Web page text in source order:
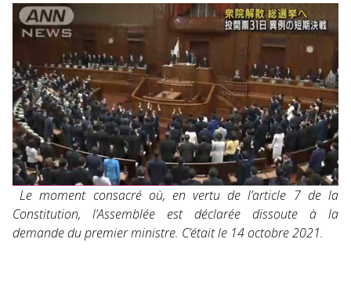
Le moment consacré où, en vertu de l’article 7 de la
Constitution, l’Assemblée est déclarée dissoute à la
demande du premier ministre. C’était le 14 octobre 2021.